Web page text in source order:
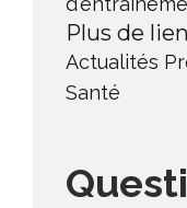
Plus de
Actualités
Santé